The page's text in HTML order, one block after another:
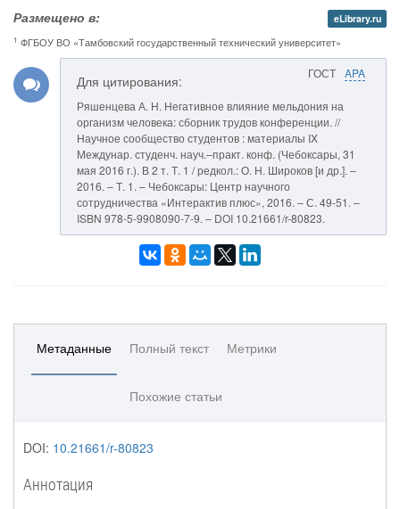
Размещено в:
eLibrary.ru
1 ФГБОУ ВО «Тамбовский государственный технический университет»
ГОСТ APA
Для цитирования:
Ряшенцева А. Н. Негативное влияние мельдония на
организм человека: сборник трудов конференции. //
Научное сообщество студентов : материалы IX
Междунар. студенч. науч.–практ. конф. (Чебоксары, 31
мая 2016 г.). В 2 т. Т. 1 / редкол.: О. Н. Широков [и др.]. –
2016. – Т. 1. – Чебоксары: Центр научного
сотрудничества «Интерактив плюс», 2016. – С. 49-51. –
ISBN 978-5-9908090-7-9. – DOI 10.21661/r-80823.
Метаданные Полный текст Метрики
Похожие статьи
DOI: 10.21661/r-80823
Аннотация